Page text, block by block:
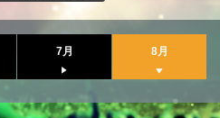
7月 8月